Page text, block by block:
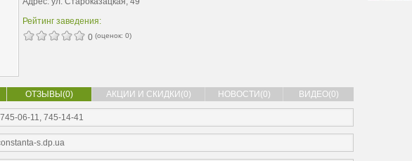
Рейтинг заведения:
0 (оценок: 0)
ОТЗЫВЫ(0) АКЦИИ И СКИДКИ(0) НОВОСТИ(0) ВИДЕО(0)
06-11, 745-14-41
s.dp.ua